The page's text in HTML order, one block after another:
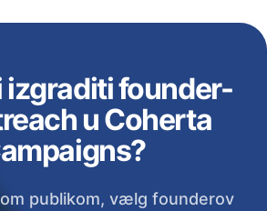
izgraditi founder-
u Coherta
publikom, vælg founderov